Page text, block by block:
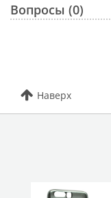
Вопросы (0)
Наверх